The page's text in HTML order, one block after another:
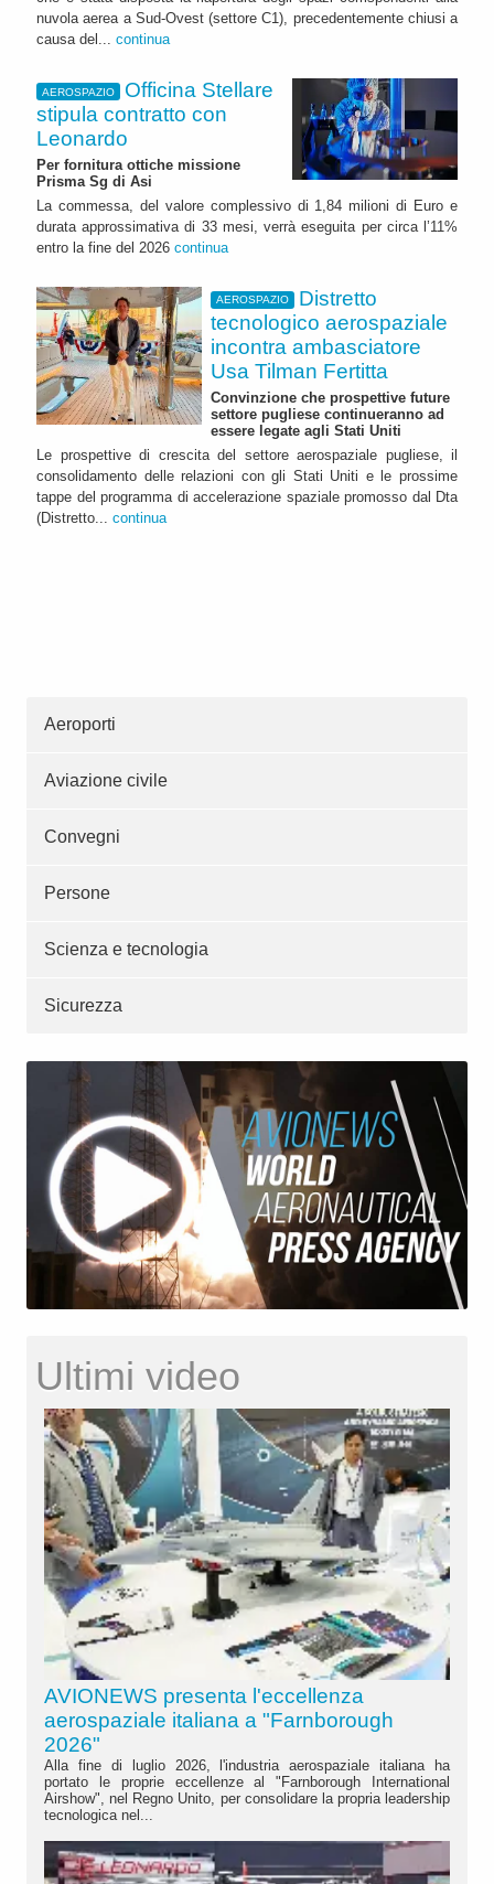
nuvola aerea a Sud-Ovest (settore C1), precedentemente chiusi a
causa del... continua
AEROSPAZIO
Officina Stellare
stipula contratto con
Leonardo
Per fornitura ottiche missione
Prisma Sg di Asi
La commessa, del valore complessivo di 1,84 milioni di Euro e
durata approssimativa di 33 mesi, verrà eseguita per circa l’11%
entro la fine del 2026 continua
AEROSPAZIO
Distretto
tecnologico aerospaziale
incontra ambasciatore
Usa Tilman Fertitta
Convinzione che prospettive future
settore pugliese continueranno ad
essere legate agli Stati Uniti
Le prospettive di crescita del settore aerospaziale pugliese, il
consolidamento delle relazioni con gli Stati Uniti e le prossime
tappe del programma di accelerazione spaziale promosso dal Dta
(Distretto... continua
Aeroporti
Aviazione civile
Convegni
Persone
Scienza e tecnologia
Sicurezza
Ultimi video
AVIONEWS presenta l'eccellenza
aerospaziale italiana a "Farnborough
2026"
Alla fine di luglio 2026, l'industria aerospaziale italiana ha
portato le proprie eccellenze al "Farnborough International
Airshow", nel Regno Unito, per consolidare la propria leadership
tecnologica nel...